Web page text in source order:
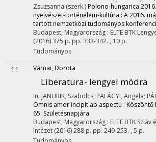
Zsuzsanna (szerk.) Polono-hungarica
nyelvészet-történelem-kultúra : A 2016.
tartott nemzetközi tudományos
Budapest, Magyarország : ELTE BTK
(2016)375 p. pp. 333-342. , 10 p.
Tudományos
11 Várnai, Dorota
Liberatura- lengyel módra
In: JANURIK, Szabolcs; PALÁGYI, Angela;
Omnis amor incipit ab aspectu : Köszöntő
65. Születésnapjára
Budapest, Magyarország : ELTE BTK
Intézet (2016)288 p. pp. 249-253. , 5 p.